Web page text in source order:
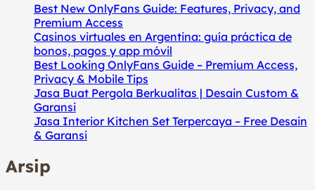
Best New OnlyFans Guide: Features, Privacy, and
Premium Access
Casinos virtuales en Argentina: guía práctica de
bonos, pagos y app móvil
Best Looking OnlyFans Guide – Premium Access,
Privacy & Mobile Tips
Jasa Buat Pergola Berkualitas | Desain Custom &
Garansi
Jasa Interior Kitchen Set Terpercaya – Free Desain
& Garansi
Arsip